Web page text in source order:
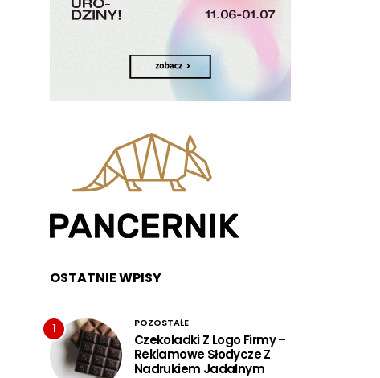
OSTATNIE WPISY
1 POZOSTAŁE
Czekoladki Z Logo Firmy –
Reklamowe Słodycze Z
Nadrukiem Jadalnym